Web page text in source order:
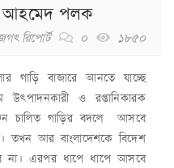
আহমেদ পলক
রিপোর্ট ০ ১৮৫০
গাড়ি বাজারে আনতে যাচ্ছে
ও রপ্তানিকারক
চালিত গাড়ির বদলে আসবে
তখন আর বাংলাদেশকে বিদেশ
না। এরপর ধাপে ধাপে আসবে